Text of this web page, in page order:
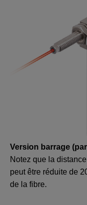
Version barrage
Notez que la
peut être réduite de
de la fibre.